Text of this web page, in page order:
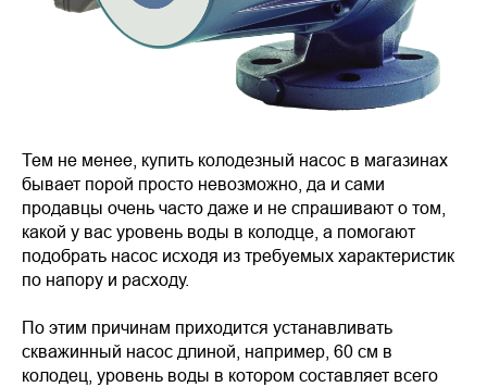
Тем не менее, купить колодезный насос в магазинах
бывает порой просто невозможно, да и сами
продавцы очень часто даже и не спрашивают о том,
какой у вас уровень воды в колодце, а помогают
подобрать насос исходя из требуемых характеристик
по напору и расходу.
По этим причинам приходится устанавливать
скважинный насос длиной, например, 60 см в
колодец, уровень воды в котором составляет всего